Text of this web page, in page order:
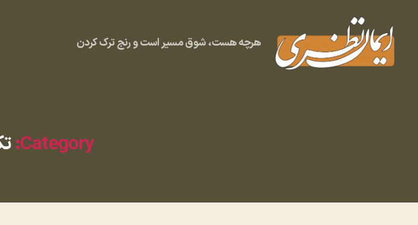
هرچه هست، شوق مسیر است و رنج ترک کردن
Category: